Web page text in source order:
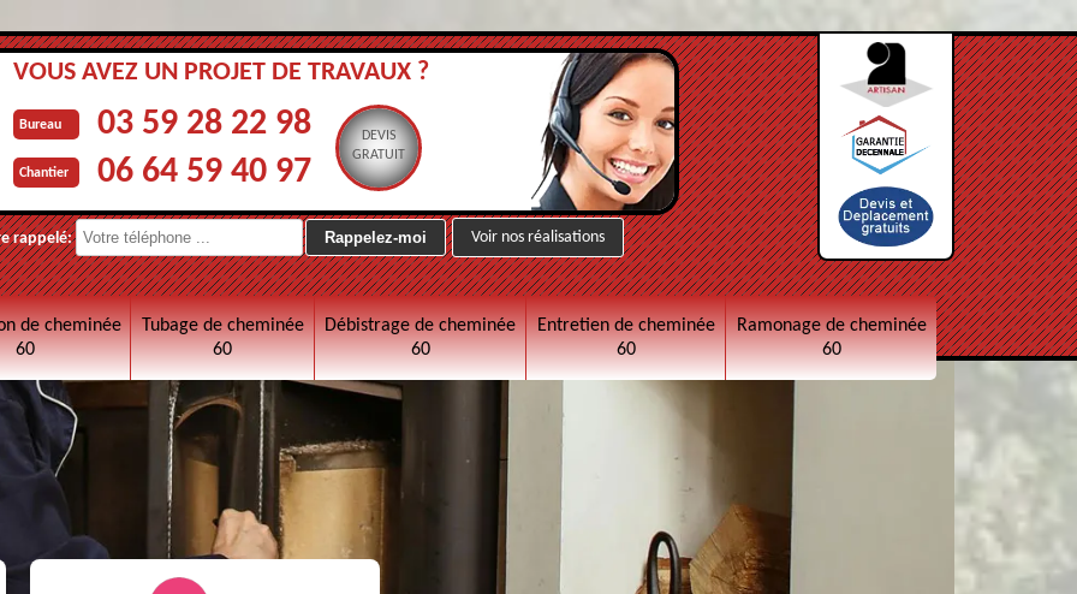
VOUS AVEZ UN PROJET DE TRAVAUX ?
Bureau 03 59 28 22 98
Chantier 06 64 59 40 97
DEVIS
GRATUIT
rappelé: Voir nos réalisations
de cheminée
60
Tubage de cheminée
60
Débistrage de cheminée
60
Entretien de cheminée
60
Ramonage de cheminée
60